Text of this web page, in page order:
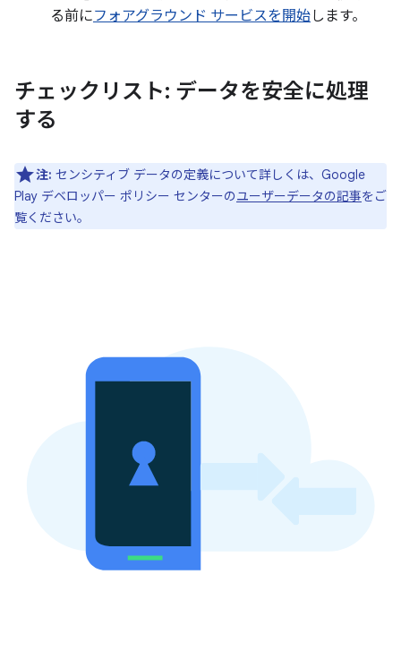
る前にフォアグラウンド サービスを開始します。
チェックリスト: データを安全に処理
する
注: センシティブ データの定義について詳しくは、Google
Play デベロッパー ポリシー センターのユーザーデータの記事をご
覧ください。